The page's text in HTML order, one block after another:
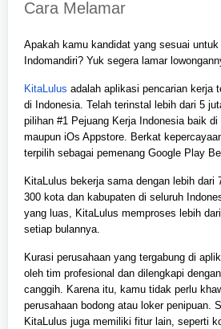
Cara Melamar
Apakah kamu kandidat yang sesuai
Indomandiri? Yuk segera lamar
KitaLulus adalah aplikasi pencarian kerja
di Indonesia. Telah terinstal lebih dari 5
pilihan #1 Pejuang Kerja Indonesia baik
maupun iOs Appstore. Berkat
terpilih sebagai pemenang Google Play
KitaLulus bekerja sama dengan lebih dari
300 kota dan kabupaten di seluruh
yang luas, KitaLulus memproses lebih
setiap bulannya.
Kurasi perusahaan yang tergabung di
oleh tim profesional dan dilengkapi
canggih. Karena itu, kamu tidak perlu
perusahaan bodong atau loker penipuan.
KitaLulus juga memiliki fitur lain, seperti